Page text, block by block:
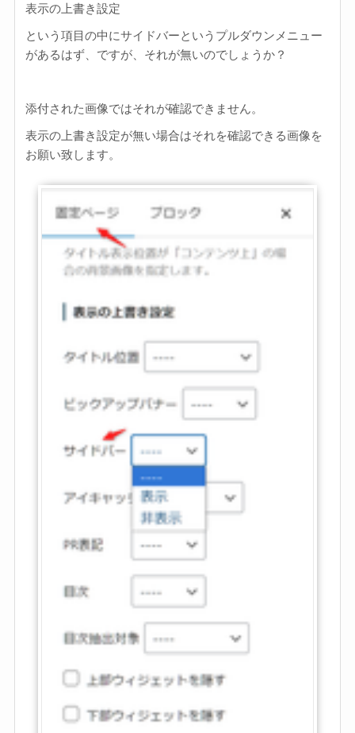
表示の上書き設定
という項目の中にサイドバーというプルダウンメニュー
があるはず、ですが、それが無いのでしょうか？
添付された画像ではそれが確認できません。
表示の上書き設定が無い場合はそれを確認できる画像を
お願い致します。